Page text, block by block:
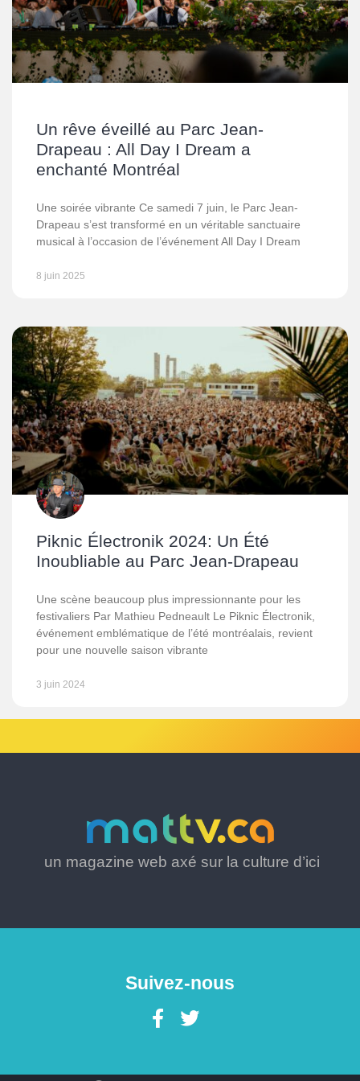
Un rêve éveillé au Parc Jean-
Drapeau : All Day I Dream a
enchanté Montréal
Une soirée vibrante Ce samedi 7 juin, le Parc Jean-
Drapeau s’est transformé en un véritable sanctuaire
musical à l’occasion de l’événement All Day I Dream
8 juin 2025
Piknic Électronik 2024: Un Été
Inoubliable au Parc Jean-Drapeau
Une scène beaucoup plus impressionnante pour les
festivaliers Par Mathieu Pedneault Le Piknic Électronik,
événement emblématique de l’été montréalais, revient
pour une nouvelle saison vibrante
3 juin 2024
un magazine web axé sur la culture d’ici
Suivez-nous